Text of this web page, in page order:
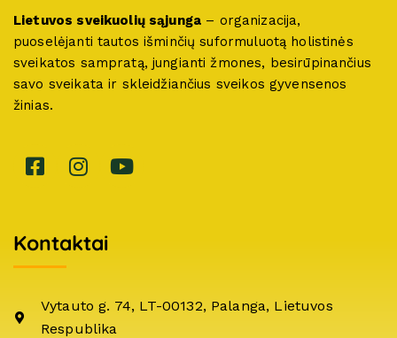
Lietuvos sveikuolių sąjunga – organizacija,
puoselėjanti tautos išminčių suformuluotą holistinės
sveikatos sampratą, jungianti žmones, besirūpinančius
savo sveikata ir skleidžiančius sveikos gyvensenos
žinias.
Kontaktai
Vytauto g. 74, LT-00132, Palanga, Lietuvos
Respublika